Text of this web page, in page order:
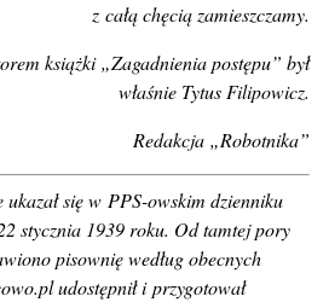
z całą chęcią zamieszczamy.
książki „Zagadnienia postępu” był
właśnie Tytus Filipowicz.
Redakcja „Robotnika”
się w PPS-owskim dzienniku
stycznia 1939 roku. Od tamtej pory
pisownię według obecnych
udostępnił i przygotował